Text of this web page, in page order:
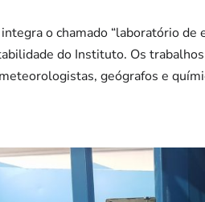
o chamado “laboratório
do Instituto. Os
geógrafos e